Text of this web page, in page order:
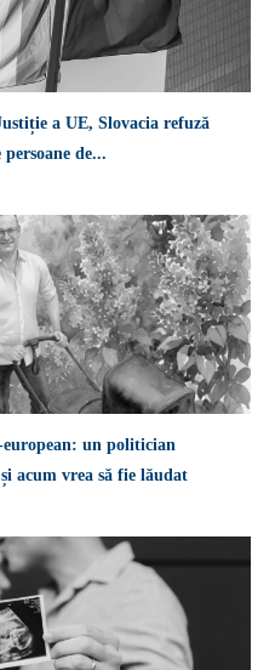
a UE, Slovacia refuză
de...
european: un politician
acum vrea să fie lăudat